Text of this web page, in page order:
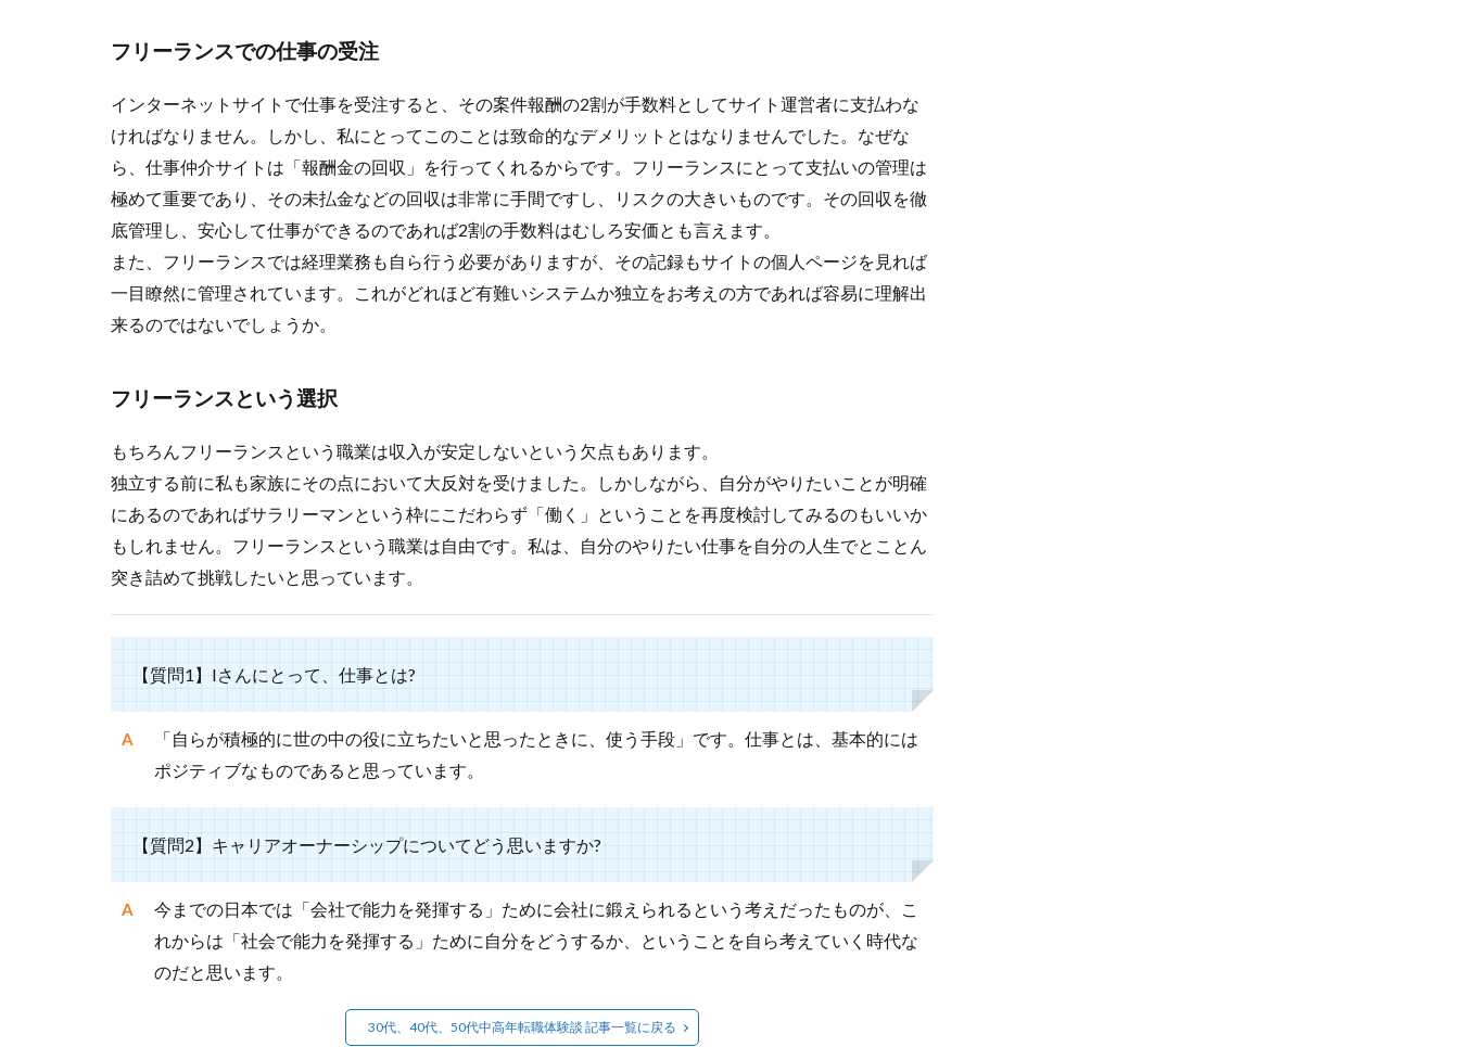
フリーランスでの仕事の受注
インターネットサイトで仕事を受注すると、その案件報酬の2割が手数料としてサイト運営者に支払わな
ければなりません。しかし、私にとってこのことは致命的なデメリットとはなりませんでした。なぜな
ら、仕事仲介サイトは「報酬金の回収」を行ってくれるからです。フリーランスにとって支払いの管理は
極めて重要であり、その未払金などの回収は非常に手間ですし、リスクの大きいものです。その回収を徹
底管理し、安心して仕事ができるのであれば2割の手数料はむしろ安価とも言えます。
また、フリーランスでは経理業務も自ら行う必要がありますが、その記録もサイトの個人ページを見れば
一目瞭然に管理されています。これがどれほど有難いシステムか独立をお考えの方であれば容易に理解出
来るのではないでしょうか。
フリーランスという選択
もちろんフリーランスという職業は収入が安定しないという欠点もあります。
独立する前に私も家族にその点において大反対を受けました。しかしながら、自分がやりたいことが明確
にあるのであればサラリーマンという枠にこだわらず「働く」ということを再度検討してみるのもいいか
もしれません。フリーランスという職業は自由です。私は、自分のやりたい仕事を自分の人生でとことん
突き詰めて挑戦したいと思っています。
【質問1】Iさんにとって、仕事とは?
「自らが積極的に世の中の役に立ちたいと思ったときに、使う手段」です。仕事とは、基本的には
ポジティブなものであると思っています。
【質問2】キャリアオーナーシップについてどう思いますか?
今までの日本では「会社で能力を発揮する」ために会社に鍛えられるという考えだったものが、こ
れからは「社会で能力を発揮する」ために自分をどうするか、ということを自ら考えていく時代な
のだと思います。
30代、40代、50代中高年転職体験談 記事一覧に戻る